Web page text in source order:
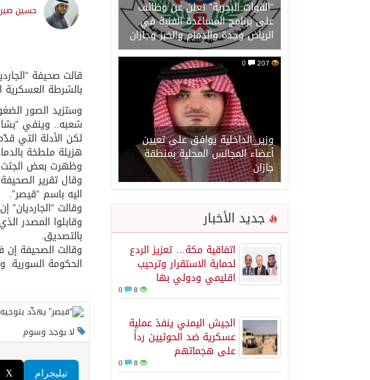
“القوات البحرية” تعلن عن وظائف
على برنامج المساعدة الفنية في
الرياض وجدة والدمام والخبر وجازان
207
وزير_الداخلية يوافق على تعيين
أعضاء المجالس المحلية بمنطقة
جازان
جديد الأخبار
اتفاقية مكة… تعزيز الردع
لحماية الاستقرار وترحيب
اقليمي ودولي بها
8
الجيش اليمني ينفذ عملية
عسكرية ضد الحوثيين رداً
على هجماتهم
8
حسين
قالت صحيفة
بالشرطة العسكرية
وستزيد الصور
شعبه.. وينفي
هزيلة ملطخة
وظهرت بعض الجثث
وقال تقرير
اليه باسم “قيصر”.
وقالت “الجارديان”
وقابلوا المصدر
بالتصديق.
وقالت الصحيفة
الحكومة السورية.
لا يوجد وسوم
X تيليجرام